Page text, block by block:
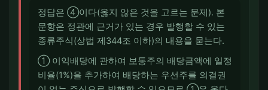
정답은 ④이다(옳지 않은 것을 고르는 문제). 본
문항은 정관에 근거가 있는 경우 발행할 수 있는
종류주식(상법 제344조 이하)의 내용을 묻는다.
① 이익배당에 관하여 보통주의 배당금액에 일정
비율(1%)을 추가하여 배당하는 우선주를 의결권